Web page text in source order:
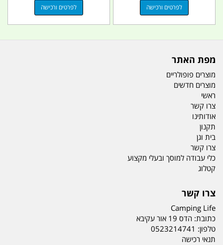
לפרטים ורכישה לפרטים ורכישה
מפת האתר
מוצרים פופולריים
מוצרים חדשים
ראשי
צרו קשר
אודותינו
תקנון
בית וגן
צרו קשר
כלי עבודה למוסך ובעלי מקצוע
קטלוג
צרו קשר
Camping Life
כתובת: הדס 19 אור עקיבא
טלפון: 0523214741
תנאי רכישה